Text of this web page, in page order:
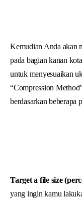
Kemudian Anda akan
pada bagian kanan
untuk menyesuaikan
“Compression
berdasarkan beberapa
Target a file size
yang ingin kamu